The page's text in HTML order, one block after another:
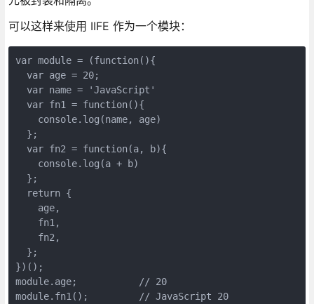
可以这样来使用 IIFE 作为一个模块：
var module = (function(){
  var age = 20;
  var name = 'JavaScript'
  var fn1 = function(){
    console.log(name, age)
  };
  var fn2 = function(a, b){
    console.log(a + b)
  };
  return {
    age,
    fn1,
    fn2,
  };
})();
module.age;           // 20
module.fn1();         // JavaScript 20